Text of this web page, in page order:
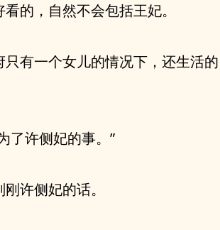
的，自然不会包括王妃。
有一个女儿的情况下，还生活的
了许侧妃的事。”
许侧妃的话。